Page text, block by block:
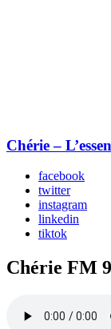
Chérie –
facebook
twitter
instagram
linkedin
tiktok
Chérie FM